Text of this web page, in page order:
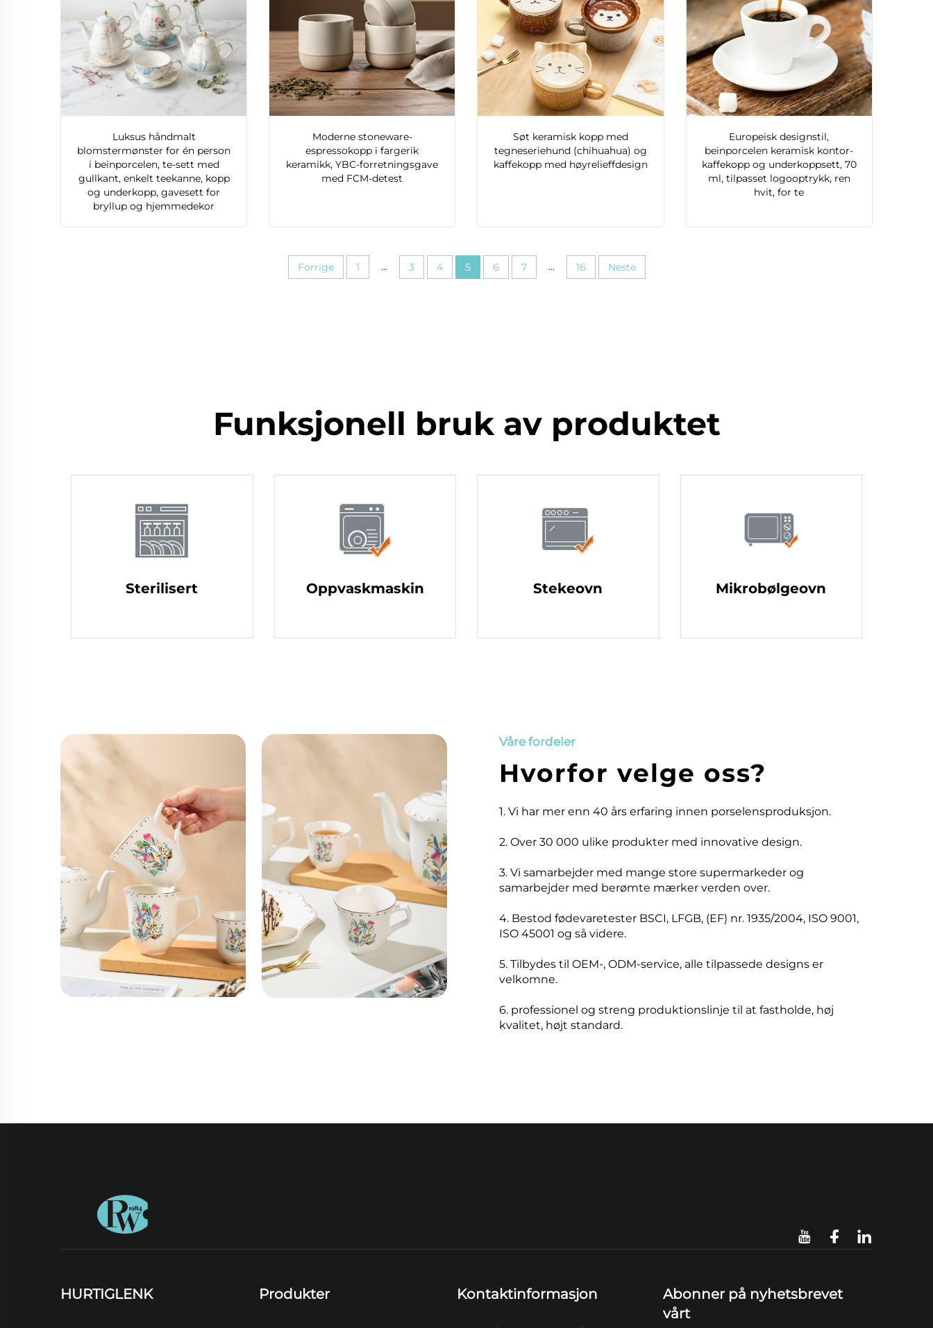
Luksus håndmalt
blomstermønster for én person
i beinporcelen, te-sett med
gullkant, enkelt teekanne, kopp
og underkopp, gavesett for
bryllup og hjemmedekor
Moderne stoneware-
espressokopp i fargerik
keramikk, YBC-forretningsgave
med FCM-detest
Søt keramisk kopp med
tegneseriehund (chihuahua) og
kaffekopp med høyrelieffdesign
Europeisk designstil,
beinporcelen keramisk kontor-
kaffekopp og underkoppsett, 70
ml, tilpasset logooptrykk, ren
hvit, for te
Forrige 1 ... 3 4 5 6 7 ... 16 Neste
Funksjonell bruk av produktet
Sterilisert Oppvaskmaskin Stekeovn Mikrobølgeovn
Våre fordeler
Hvorfor velge oss?
1. Vi har mer enn 40 års erfaring innen porselensproduksjon.
2. Over 30 000 ulike produkter med innovative design.
3. Vi samarbejder med mange store supermarkeder og
samarbejder med berømte mærker verden over.
4. Bestod fødevaretester BSCI, LFGB, (EF) nr. 1935/2004, ISO 9001,
ISO 45001 og så videre.
5. Tilbydes til OEM-, ODM-service, alle tilpassede designs er
velkomne.
6. professionel og streng produktionslinje til at fastholde, høj
kvalitet, højt standard.
HURTIGLENK Produkter Kontaktinformasjon
Abonner på nyhetsbrevet
vårt